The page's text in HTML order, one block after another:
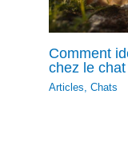
Comment
chez le
Articles,Chats